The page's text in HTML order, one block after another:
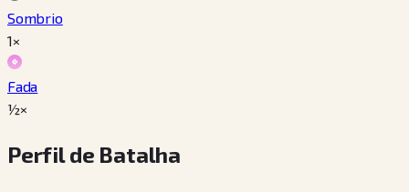
Sombrio
1×
Fada
½×
Perfil de Batalha